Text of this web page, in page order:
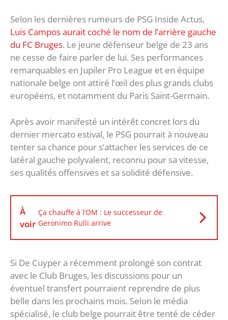
Selon les dernières rumeurs de PSG Inside Actus,
Luis Campos aurait coché le nom de l’arrière gauche
du FC Bruges. Le jeune défenseur belge de 23 ans
ne cesse de faire parler de lui. Ses performances
remarquables en Jupiler Pro League et en équipe
nationale belge ont attiré l’œil des plus grands clubs
européens, et notamment du Paris Saint-Germain.
Après avoir manifesté un intérêt concret lors du
dernier mercato estival, le PSG pourrait à nouveau
tenter sa chance pour s’attacher les services de ce
latéral gauche polyvalent, reconnu pour sa vitesse,
ses qualités offensives et sa solidité défensive.
À
voir
Ça chauffe à l’OM : Le successeur de
Geronimo Rulli arrive
Si De Cuyper a récemment prolongé son contrat
avec le Club Bruges, les discussions pour un
éventuel transfert pourraient reprendre de plus
belle dans les prochains mois. Selon le média
spécialisé, le club belge pourrait être tenté de céder